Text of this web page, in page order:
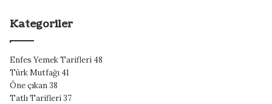
Kategoriler
Enfes Yemek Tarifleri48
Türk Mutfağı41
Öne çıkan38
Tatlı Tarifleri37